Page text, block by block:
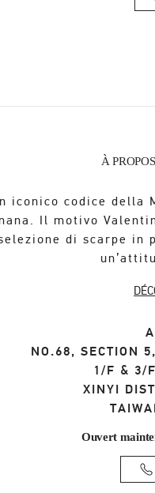
À
iconico codice della
Il motivo
di scarpe in
NO.68, SECTION
1/F & 3/
XINYI
Ouvert